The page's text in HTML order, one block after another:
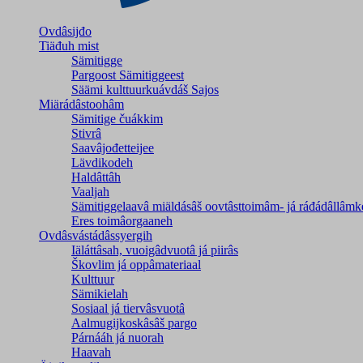
Ovdâsijđo
Tiäđuh mist
Sämitigge
Pargoost Sämitiggeest
Säämi kulttuurkuávdáš Sajos
Miärádâstoohâm
Sämitige čuákkim
Stivrâ
Saavâjođetteijee
Lävdikodeh
Haldâttâh
Vaaljah
Sämitiggelaavâ miäldásâš oovtâsttoimâm- já
Eres toimâorgaaneh
Ovdâsvástádâssyergih
Iäláttâsah, vuoigâdvuotâ já piirâs
Škovlim já oppâmateriaal
Kulttuur
Sämikielah
Sosiaal já tiervâsvuotâ
Aalmugijkoskâsâš pargo
Párnááh já nuorah
Haavah